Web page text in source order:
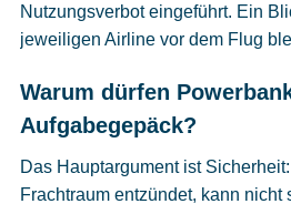
Nutzungsverbot eingeführt. Ein
jeweiligen Airline vor dem Flug
Warum dürfen
Aufgabegepäck?
Das Hauptargument ist
Frachtraum entzündet, kann nicht